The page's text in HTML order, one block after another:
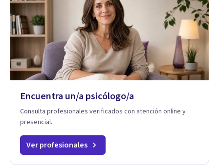
Encuentra un/a psicólogo/a
Consulta profesionales verificados con atención online y
presencial.
Ver profesionales